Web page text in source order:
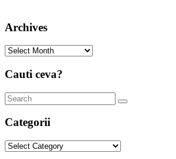
Archives
Archives
Cauti ceva?
Categorii
Categorii